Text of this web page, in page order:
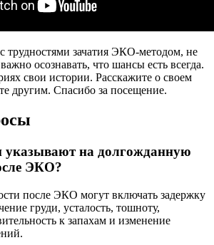
трудностями зачатия ЭКО-методом, не
осознавать, что шансы есть всегда.
свои истории. Расскажите о своем
другим. Спасибо за посещение.
указывают на долгожданную
ЭКО?
после ЭКО могут включать задержку
груди, усталость, тошноту,
к запахам и изменение